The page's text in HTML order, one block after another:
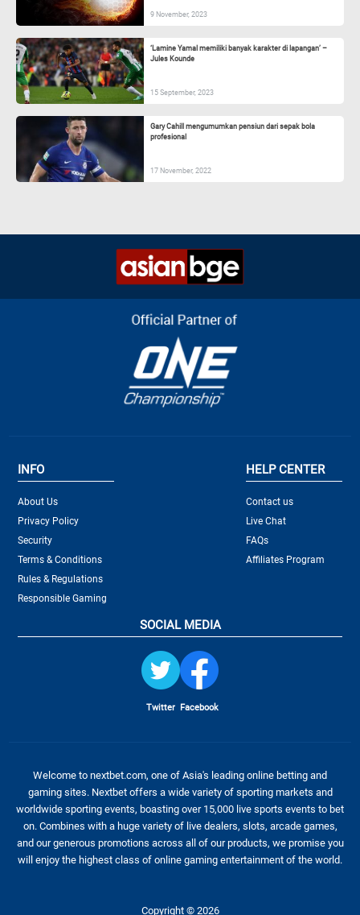
9 November, 2023
‘Lamine Yamal memiliki banyak karakter di lapangan’ –
Jules Kounde
15 September, 2023
Gary Cahill mengumumkan pensiun dari sepak bola
profesional
17 November, 2022
INFO
About Us
Privacy Policy
Security
Terms & Conditions
Rules & Regulations
Responsible Gaming
HELP CENTER
Contact us
Live Chat
FAQs
Affiliates Program
SOCIAL MEDIA
Twitter Facebook
Welcome to nextbet.com, one of Asia's leading online betting and
gaming sites. Nextbet offers a wide variety of sporting markets and
worldwide sporting events, boasting over 15,000 live sports events to bet
on. Combines with a huge variety of live dealers, slots, arcade games,
and our generous promotions across all of our products, we promise you
will enjoy the highest class of online gaming entertainment of the world.
Copyright © 2026